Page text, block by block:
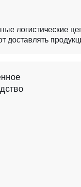
логистические
доставлять